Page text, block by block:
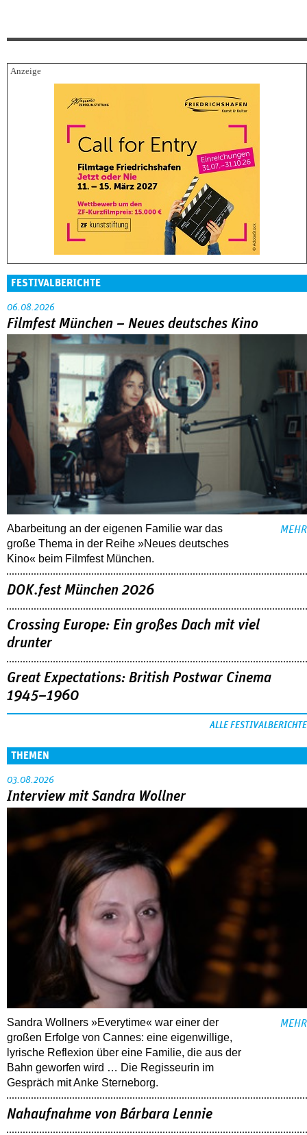
FESTIVALBERICHTE
06.08.2026
Filmfest München – Neues deutsches Kino
Abarbeitung an der eigenen Familie war das
große Thema in der Reihe »Neues deutsches
Kino« beim Filmfest München.
MEHR
DOK.fest München 2026
Crossing Europe: Ein großes Dach mit viel
drunter
Great Expectations: British Postwar Cinema
1945–1960
ALLE FESTIVALBERICHTE
THEMEN
03.08.2026
Interview mit Sandra Wollner
Sandra Wollners »Everytime« war einer der
großen Erfolge von Cannes: eine eigenwillige,
lyrische Reflexion über eine ­Familie, die aus der
Bahn geworfen wird … Die Regisseurin im
Gespräch mit Anke Sterneborg.
MEHR
Nahaufnahme von Bárbara Lennie